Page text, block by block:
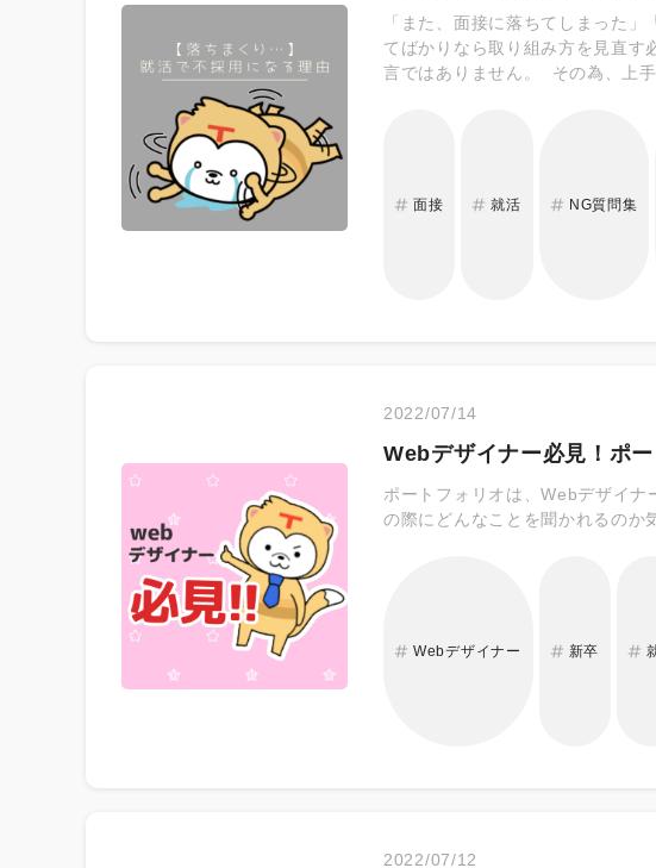
「また、面接に落ちてしまった
てばかりなら取り組み方を見直す
言ではありません。 その為、上
面接 就活 NG質問集
2022/07/14
Webデザイナー必見！ポ
ポートフォリオは、Webデザイ
の際にどんなことを聞かれるのか
Webデザイナー 新卒
2022/07/12